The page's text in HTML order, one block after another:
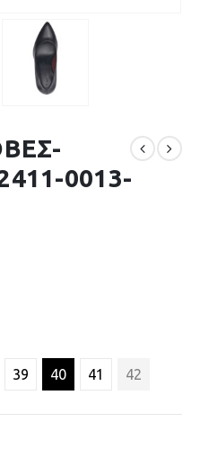
0013-
39 40 41 42